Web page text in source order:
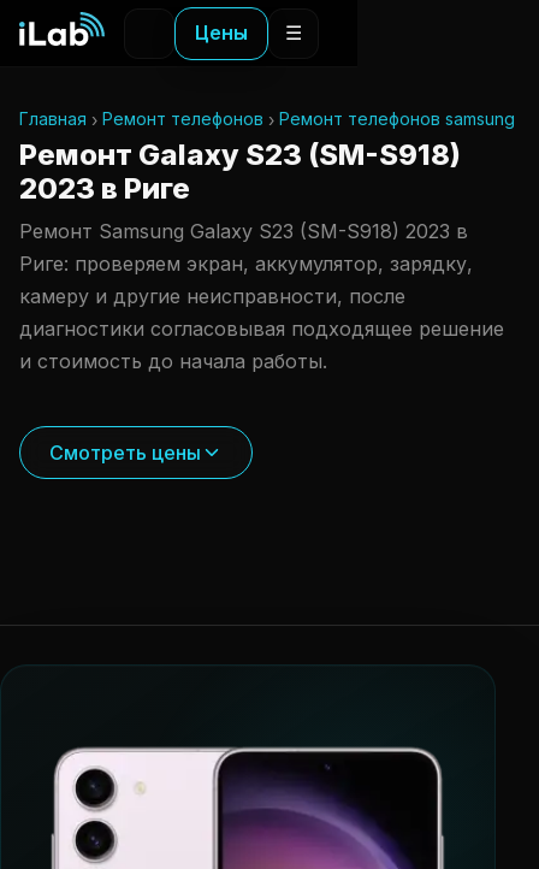
Цены ☰
Главная Ремонт телефонов Ремонт телефонов samsung
Ремонт Galaxy S23 (SM-S918)
2023 в Риге
Ремонт Samsung Galaxy S23 (SM-S918) 2023 в
Риге: проверяем экран, аккумулятор, зарядку,
камеру и другие неисправности, после
диагностики согласовывая подходящее решение
и стоимость до начала работы.
Смотреть цены